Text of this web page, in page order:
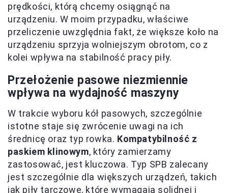
prędkości, którą chcemy osiągnąć na
urządzeniu. W moim przypadku, właściwe
przeliczenie uwzględnia fakt, że większe koło na
urządzeniu sprzyja wolniejszym obrotom, co z
kolei wpływa na stabilność pracy piły.
Przełożenie pasowe niezmiennie
wpływa na wydajność maszyny
W trakcie wyboru kół pasowych, szczególnie
istotne staje się zwrócenie uwagi na ich
średnicę oraz typ rowka. Kompatybilność z
paskiem klinowym, który zamierzamy
zastosować, jest kluczowa. Typ SPB zalecany
jest szczególnie dla większych urządzeń, takich
jak piły tarczowe, które wymagają solidnej i